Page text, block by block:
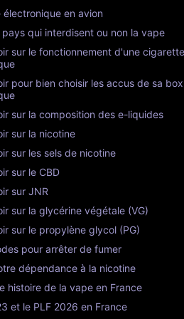
électronique en avion
pays qui interdisent ou non la vape
sur le fonctionnement d'une cigarette
pour bien choisir les accus de sa box
sur la composition des e-liquides
sur la nicotine
sur les sels de nicotine
sur le CBD
sur JNR
sur la glycérine végétale (VG)
sur le propylène glycol (PG)
pour arrêter de fumer
dépendance à la nicotine
histoire de la vape en France
et le PLF 2026 en France